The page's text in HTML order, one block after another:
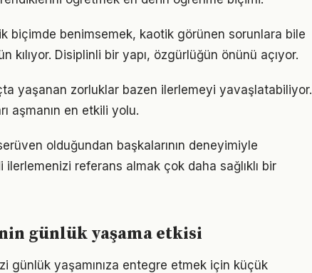
biçimde benimsemek, kaotik görünen sorunlara bile
kılıyor. Disiplinli bir yapı, özgürlüğün önünü açıyor.
yaşanan zorluklar bazen ilerlemeyi yavaşlatabiliyor.
aşmanın en etkili yolu.
olduğundan başkalarının deneyimiyle
ilerlemenizi referans almak çok daha sağlıklı bir
günlük yaşama etkisi
günlük yaşamınıza entegre etmek için küçük